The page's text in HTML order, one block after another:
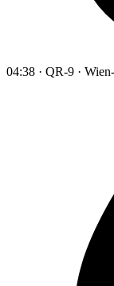
04:38 · QR-9 ·